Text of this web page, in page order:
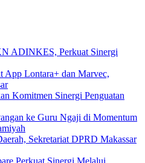
ADINKES, Perkuat Sinergi
App Lontara+ dan Marvec,
Komitmen Sinergi Penguatan
ke Guru Ngaji di Momentum
Sekretariat DPRD Makassar